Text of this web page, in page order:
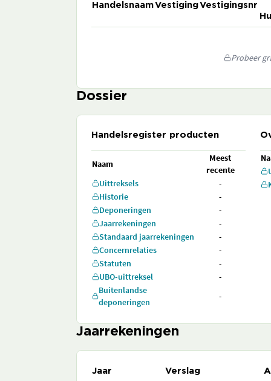
HandelsnaamVestigingVestigingsnr
Probeer
Dossier
Handelsregister producten
Naam
Meest
recente
Uittreksels
-
Historie
-
Deponeringen
-
Jaarrekeningen
-
Standaard jaarrekeningen
-
Concernrelaties
-
Statuten
-
UBO-uittreksel
-
Buitenlandse
deponeringen
-
Jaarrekeningen
Jaar Verslag